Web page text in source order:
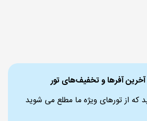
آفرها و تخفیف‌های تور
که از تورهای ویژه ما مطلع می شوید